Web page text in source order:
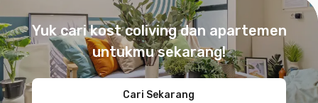
Yuk cari kost coliving dan apartemen
untukmu sekarang!
Cari Sekarang